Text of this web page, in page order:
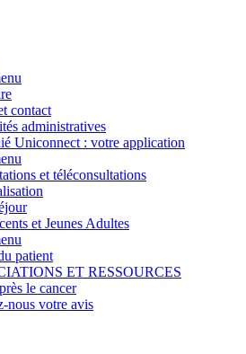
contact
administratives
Uniconnect : votre application
et téléconsultations
et Jeunes Adultes
patient
ET RESSOURCES
le cancer
nous votre avis